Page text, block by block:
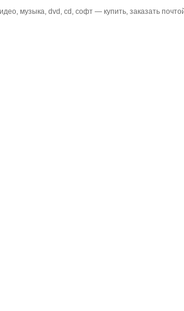
музыка, dvd, cd, софт — купить, заказать